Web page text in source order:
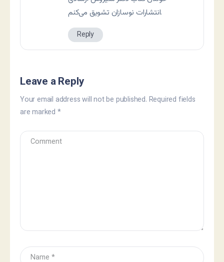
انتشارات نوسازان تشویق می‌کنم.
Reply
Leave a Reply
Your email address will not be published. Required fields
are marked *